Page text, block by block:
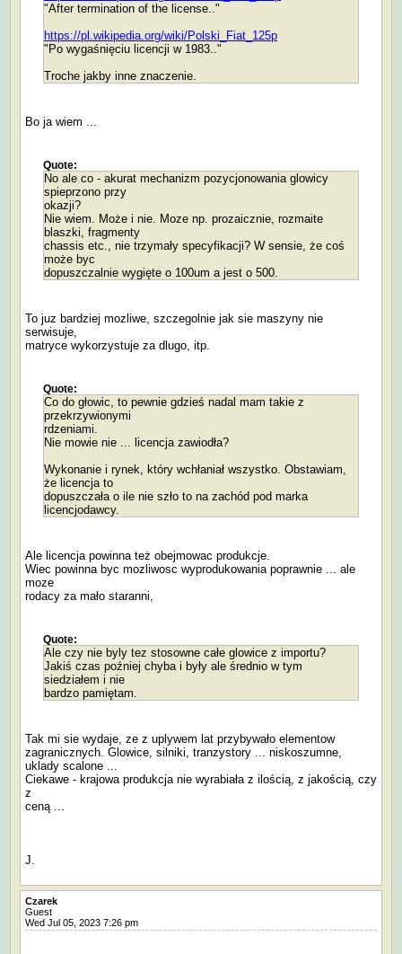
"After termination of the license.."
https://pl.wikipedia.org/wiki/Polski_Fiat_125p
"Po wygaśnięciu licencji w 1983.."
Troche jakby inne znaczenie.
Bo ja wiem ...
Quote:
No ale co - akurat mechanizm pozycjonowania glowicy
spieprzono przy
okazji?
Nie wiem. Może i nie. Moze np. prozaicznie, rozmaite
blaszki, fragmenty
chassis etc., nie trzymały specyfikacji? W sensie, że coś
może byc
dopuszczalnie wygięte o 100um a jest o 500.
To juz bardziej mozliwe, szczegolnie jak sie maszyny nie
serwisuje,
matryce wykorzystuje za dlugo, itp.
Quote:
Co do głowic, to pewnie gdzieś nadal mam takie z
przekrzywionymi
rdzeniami.
Nie mowie nie ... licencja zawiodła?
Wykonanie i rynek, który wchłaniał wszystko. Obstawiam,
że licencja to
dopuszczała o ile nie szło to na zachód pod marka
licencjodawcy.
Ale licencja powinna też obejmowac produkcje.
Wiec powinna byc mozliwosc wyprodukowania poprawnie ... ale
moze
rodacy za mało staranni,
Quote:
Ale czy nie byly tez stosowne całe glowice z importu?
Jakiś czas poźniej chyba i były ale średnio w tym
siedziałem i nie
bardzo pamiętam.
Tak mi sie wydaje, ze z uplywem lat przybywało elementow
zagranicznych. Glowice, silniki, tranzystory ... niskoszumne,
uklady scalone ...
Ciekawe - krajowa produkcja nie wyrabiała z ilością, z jakością, czy
z
ceną ...
J.
Czarek
Guest
Wed Jul 05, 2023 7:26 pm